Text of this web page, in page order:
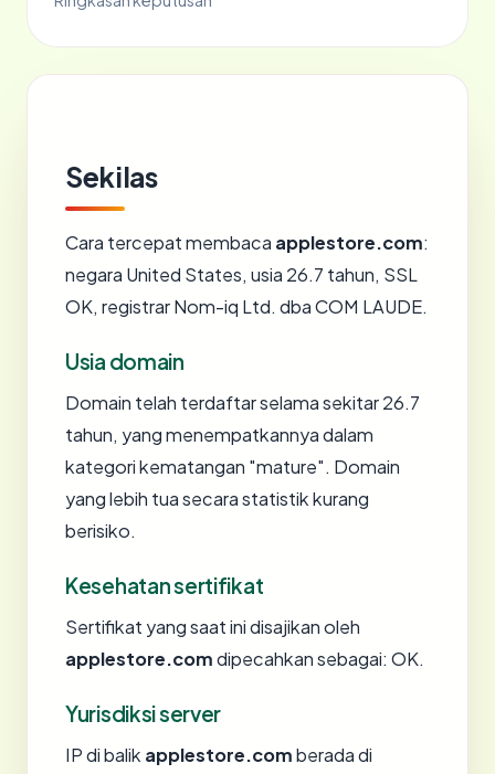
Sekilas
Cara tercepat membaca applestore.com:
negara United States, usia 26.7 tahun, SSL
OK, registrar Nom-iq Ltd. dba COM LAUDE.
Usia domain
Domain telah terdaftar selama sekitar 26.7
tahun, yang menempatkannya dalam
kategori kematangan "mature". Domain
yang lebih tua secara statistik kurang
berisiko.
Kesehatan sertifikat
Sertifikat yang saat ini disajikan oleh
applestore.comdipecahkan sebagai: OK.
Yurisdiksi server
IP di balik applestore.comberada di